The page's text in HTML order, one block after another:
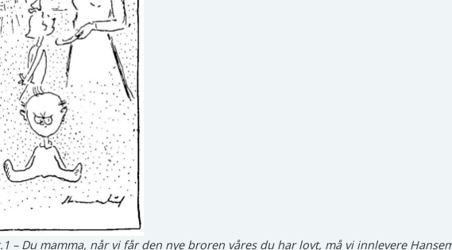
– Du mamma, når vi får den nye broren våres du har lovt, må vi innlevere